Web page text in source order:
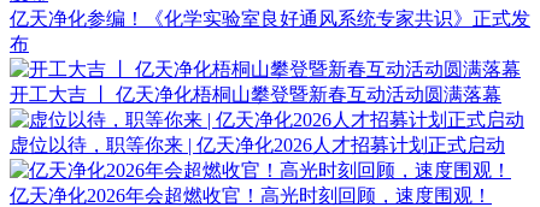
亿天净化参编！《化学实验室良好通风系统专家共识》正式发
布
开工大吉 丨 亿天净化梧桐山攀登暨新春互动活动圆满落幕
虚位以待，职等你来 | 亿天净化2026人才招募计划正式启动
亿天净化2026年会超燃收官！高光时刻回顾，速度围观！